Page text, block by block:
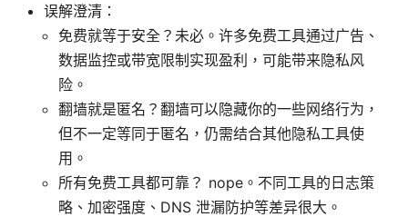
误解澄清：
免费就等于安全？未必。许多免费工具通过广告、
数据监控或带宽限制实现盈利，可能带来隐私风
险。
翻墙就是匿名？翻墙可以隐藏你的一些网络行为，
但不一定等同于匿名，仍需结合其他隐私工具使
用。
所有免费工具都可靠？ nope。不同工具的日志策
略、加密强度、DNS 泄漏防护等差异很大。